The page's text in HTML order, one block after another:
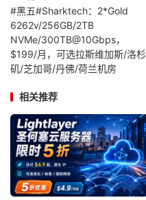
#黑五#Sharktech：2*Gold
6262v/256GB/2TB
NVMe/300TB@10Gbps，
$199/月，可选拉斯维加斯/洛杉
矶/芝加哥/丹佛/荷兰机房
相关推荐